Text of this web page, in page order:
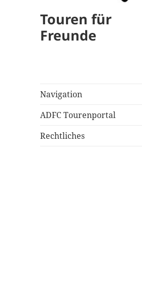
Touren für
Freunde
Navigation
ADFC Tourenportal
Rechtliches